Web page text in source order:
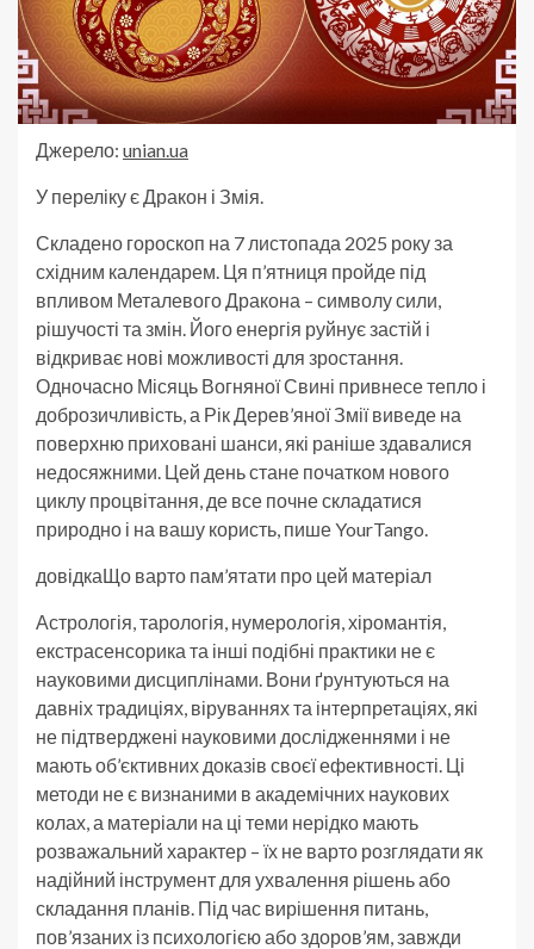
Джерело: unian.ua
У переліку є Дракон і Змія.
Складено гороскоп на 7 листопада 2025 року за
східним календарем. Ця п’ятниця пройде під
впливом Металевого Дракона – символу сили,
рішучості та змін. Його енергія руйнує застій і
відкриває нові можливості для зростання.
Одночасно Місяць Вогняної Свині привнесе тепло і
доброзичливість, а Рік Дерев’яної Змії виведе на
поверхню приховані шанси, які раніше здавалися
недосяжними. Цей день стане початком нового
циклу процвітання, де все почне складатися
природно і на вашу користь, пише YourTango.
довідкаЩо варто пам’ятати про цей матеріал
Астрологія, тарологія, нумерологія, хіромантія,
екстрасенсорика та інші подібні практики не є
науковими дисциплінами. Вони ґрунтуються на
давніх традиціях, віруваннях та інтерпретаціях, які
не підтверджені науковими дослідженнями і не
мають об’єктивних доказів своєї ефективності. Ці
методи не є визнаними в академічних наукових
колах, а матеріали на ці теми нерідко мають
розважальний характер – їх не варто розглядати як
надійний інструмент для ухвалення рішень або
складання планів. Під час вирішення питань,
пов’язаних із психологією або здоров’ям, завжди